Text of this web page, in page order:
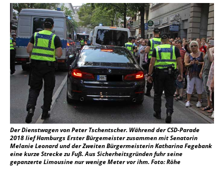
Der Dienstwagen von Peter Tschentscher. Während der CSD-Parade
2018 lief Hamburgs Erster Bürgemeister zusammen mit Senatorin
Melanie Leonard und der Zweiten Bürgermeisterin Katharina Fegebank
eine kurze Strecke zu Fuß. Aus Sicherheitsgründen fuhr seine
gepanzerte Limousine nur wenige Meter vor ihm. Foto: Röhe